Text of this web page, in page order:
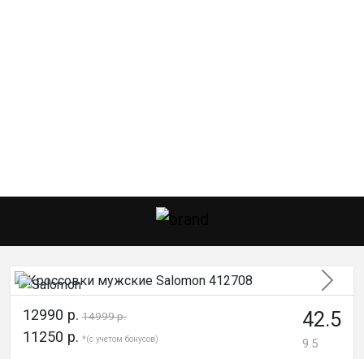
12990 р. 14999 р.
11250 р. *(с учетом бонусов)
42.5
9.5